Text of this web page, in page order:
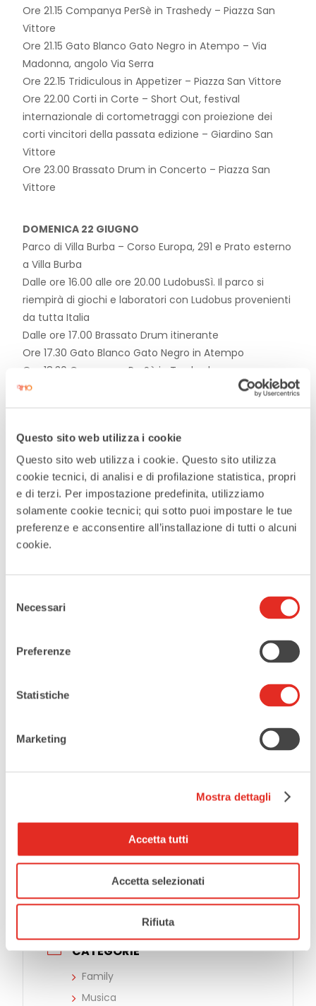
Questo sito web utilizza i cookie
Questo sito web utilizza i cookie. Questo sito utilizza
cookie tecnici, di analisi e di profilazione statistica, propri
e di terzi. Per impostazione predefinita, utilizziamo
solamente cookie tecnici; qui sotto puoi impostare le tue
preferenze e acconsentire all’installazione di tutti o alcuni
cookie.
delNecessari
Preferenze
Statistiche
Marketing
Mostra dettagli
Accetta tutti
Accetta selezionati
Rifiuta
Ore 21.15 Companya PerSè in Trashedy – Piazza San
Vittore
Ore 21.15 Gato Blanco Gato Negro in Atempo – Via
Madonna, angolo Via Serra
Ore 22.15 Tridiculous in Appetizer – Piazza San Vittore
Ore 22.00 Corti in Corte – Short Out, festival
internazionale di cortometraggi con proiezione dei
corti vincitori della passata edizione – Giardino San
Vittore
Ore 23.00 Brassato Drum in Concerto – Piazza San
Vittore
DOMENICA 22 GIUGNO
Parco di Villa Burba – Corso Europa, 291 e Prato esterno
a Villa Burba
Dalle ore 16.00 alle ore 20.00 LudobusSì. Il parco si
riempirà di giochi e laboratori con Ludobus provenienti
da tutta Italia
Dalle ore 17.00 Brassato Drum itinerante
Ore 17.30 Gato Blanco Gato Negro in Atempo
Ore 18.30 Companya PerSè in Trashedy
Ore 19.15 Gato Blanco Gato Negro in Atempo
Ore 21.30 CircoRiffa: estrazione della lotteria che si
trasformerà in un pre-show capitanato dal guru dei
saltimbanchi, il mitico Mago Barnaba
Ore 21.45 The Wise Fools in Trashpeze
Vuoi un assaggio di quello che ti aspetta? Guarda
il video di Circonferenze 2024!
DATA
19 - 22 Giu 2025
Terminato
CATEGORIE
Family
Musica